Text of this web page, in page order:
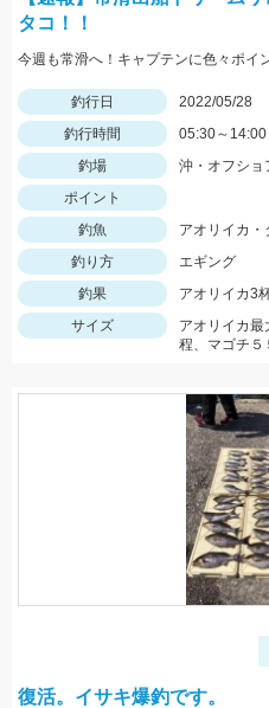
タコ！！
釣行日
2022/05/28
釣行時間
05:30～14:00
釣場
沖・オフショ
ポイント
釣魚
アオリイカ・
釣り方
エギング
釣果
アオリイカ3
サイズ
アオリイカ
程、マゴチ５
復活。イサキ爆釣です。